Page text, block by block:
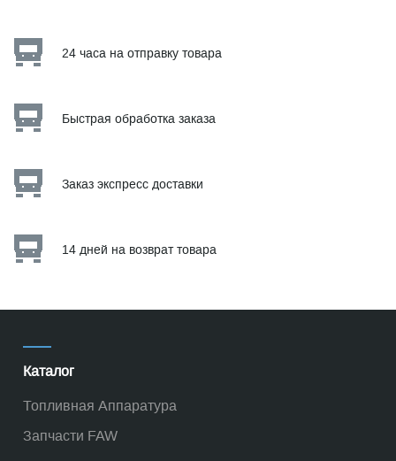
24 часа на отправку товара
Быстрая обработка заказа
Заказ экспресс доставки
14 дней на возврат товара
Каталог
Топливная Аппаратура
Запчасти FAW